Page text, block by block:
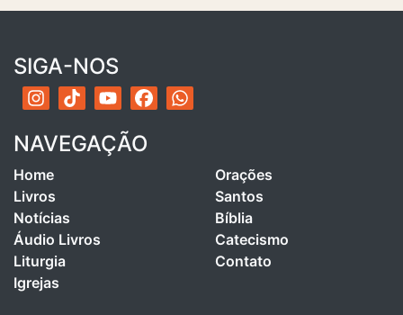
SIGA-NOS
NAVEGAÇÃO
Home
Livros
Notícias
Áudio Livros
Liturgia
Igrejas
Orações
Santos
Bíblia
Catecismo
Contato